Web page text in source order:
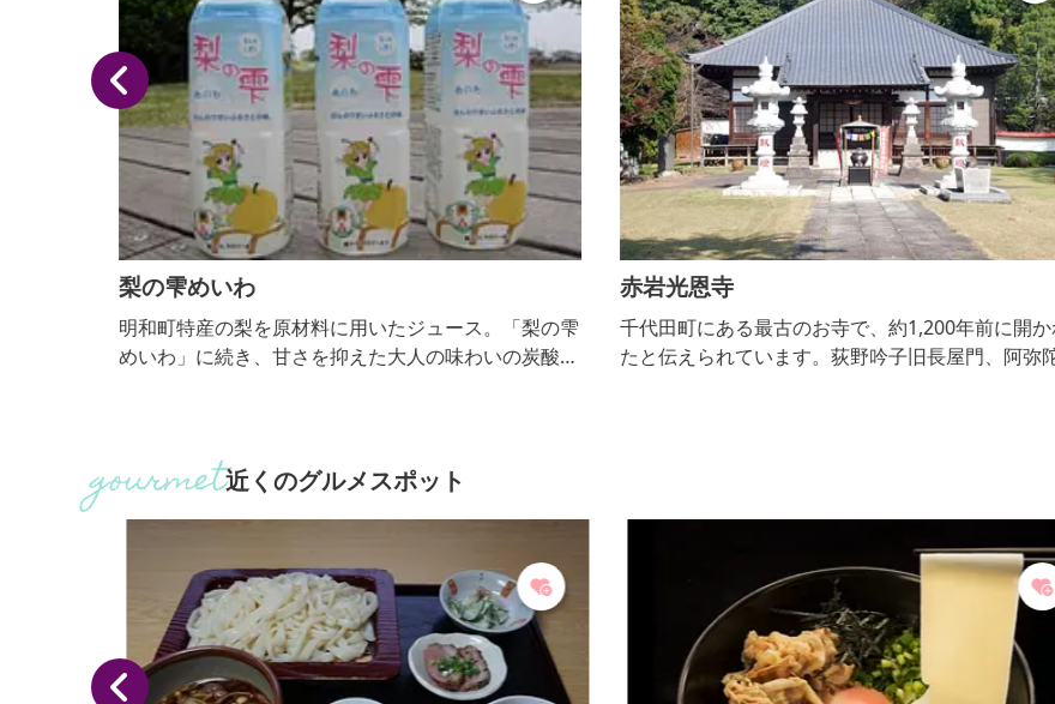
梨の雫めいわ
明和町特産の梨を原材料に用いたジュース。「梨の雫
めいわ」に続き、甘さを抑えた大人の味わいの炭酸飲
赤岩光恩寺
千代田町にある最古のお寺で、約1,200年前に開かれ
たと伝えられています。荻野吟子旧長屋門、阿弥陀三
近くのグルメスポット